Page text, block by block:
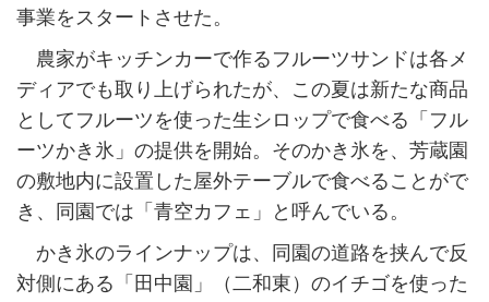
事業をスタートさせた。
農家がキッチンカーで作るフルーツサンドは各メ
ディアでも取り上げられたが、この夏は新たな商品
としてフルーツを使った生シロップで食べる「フル
ーツかき氷」の提供を開始。そのかき氷を、芳蔵園
の敷地内に設置した屋外テーブルで食べることがで
き、同園では「青空カフェ」と呼んでいる。
かき氷のラインナップは、同園の道路を挟んで反
対側にある「田中園」（二和東）のイチゴを使った